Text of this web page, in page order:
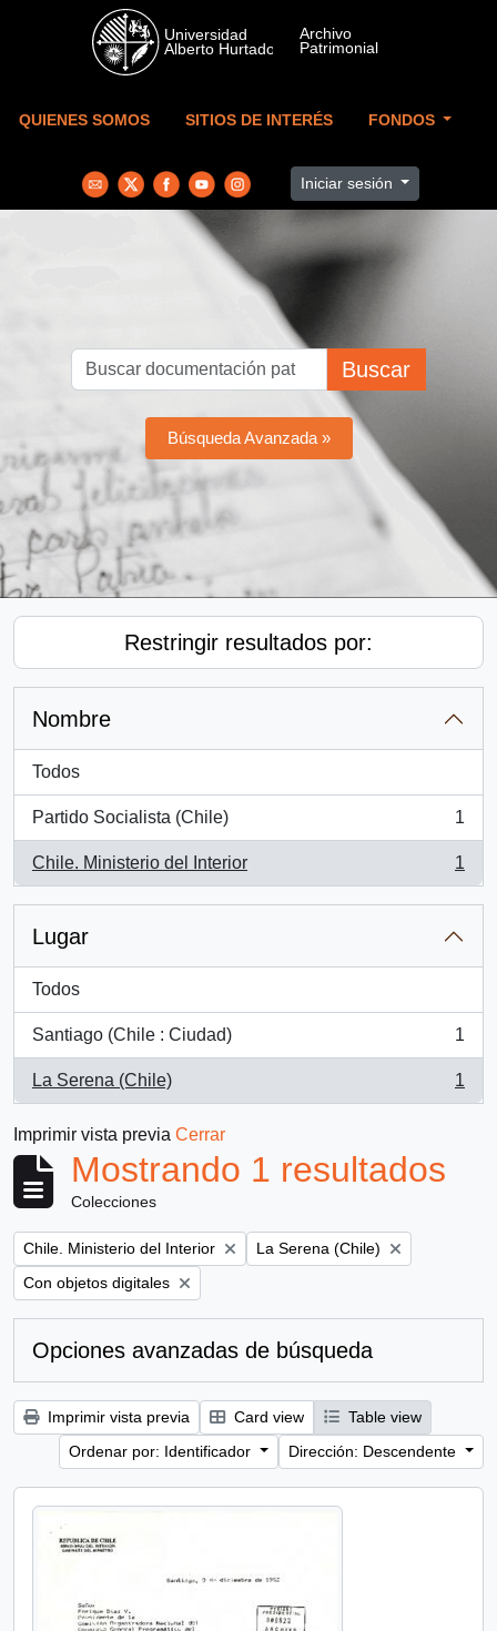
Skip to main content
QUIENES SOMOS SITIOS DE INTERÉS FONDOS
Iniciar sesión
Buscar
Búsqueda Avanzada »
Restringir resultados por:
Nombre
Todos
Partido Socialista (Chile)
, 1 resultados
1
Chile. Ministerio del Interior
, 1 resultados
1
Lugar
Todos
Santiago (Chile : Ciudad)
, 1 resultados
1
La Serena (Chile)
, 1 resultados
1
Imprimir vista previa Cerrar
Mostrando 1 resultados
Colecciones
Remove filter:
Chile. Ministerio del Interior Remove filter:
La Serena (Chile)
Remove filter:
Con objetos digitales
Opciones avanzadas de búsqueda
Imprimir vista previa Card view
Table view
Ordenar por: Identificador
Dirección: Descendente